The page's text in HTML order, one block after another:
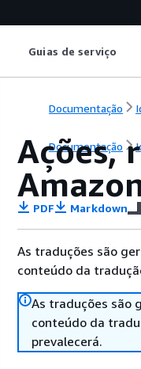
Guias de serviço
Documentação
Documentação
Ações,
PDF Markdown
As traduções são
conteúdo da
As traduções são
conteúdo da
prevalecerá.